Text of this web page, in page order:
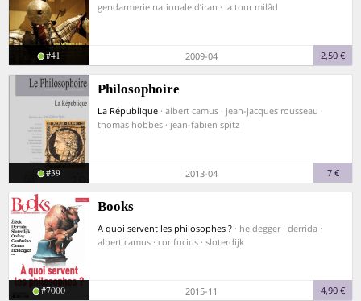
gendarmerie nationale d’iran · la tour milâd
#41 2009-04 2,50 €
Philosophoire
La République · albert camus · jean-jacques rousseau ·
thomas hobbes · jean-fabien spitz
#39 2013-04 7 €
Books
A quoi servent les philosophes ? · heidegger · derrida ·
albert camus · confucius · sloterdijk
#7000 2015-11 4,90 €